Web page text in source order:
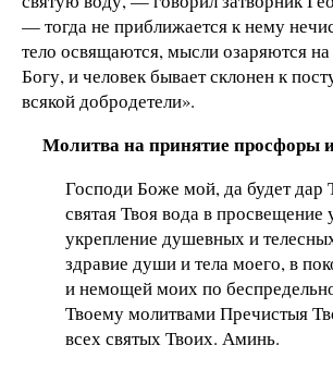
— тогда не приближается к нему
тело освящаются, мысли озаряются
Богу, и человек бывает склонен к
всякой добродетели».
Молитва на принятие просфоры
Господи Боже мой, да будет дар
святая Твоя вода в просвещение
укрепление душевных и
здравие души и тела моего, в
и немощей моих по
Твоему молитвами Пречистыя
всех святых Твоих. Аминь.